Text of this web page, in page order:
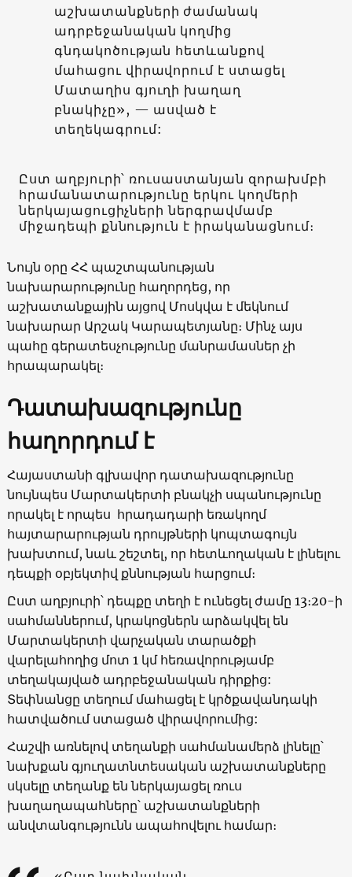
աշխատանքների ժամանակ
ադրբեջանական կողմից
գնդակոծության հետևանքով
մահացու վիրավորում է ստացել
Մատաղիս գյուղի խաղաղ
բնակիչը», — ասված է
տեղեկագրում:
Ըստ աղբյուրի՝ ռուսաստանյան զորախմբի
հրամանատարությունը երկու կողմերի
ներկայացուցիչների ներգրավմամբ
միջադեպի քննություն է իրականացնում։
Նույն օրը ՀՀ պաշտպանության
նախարարությունը հաղորդեց, որ
աշխատանքային այցով Մոսկվա է մեկնում
նախարար Արշակ Կարապետյանը։ Մինչ այս
պահը գերատեսչությունը մանրամասներ չի
հրապարակել։
Դատախազությունը
հաղորդում է
Հայաստանի գլխավոր դատախազությունը
նույնպես Մարտակերտի բնակչի սպանությունը
որակել է որպես հրադադարի եռակողմ
հայտարարության դրույթների կոպտագույն
խախտում, նաև շեշտել, որ հետևողական է լինելու
դեպքի օբյեկտիվ քննության հարցում։
Ըստ աղբյուրի՝ դեպքը տեղի է ունեցել ժամը 13։20-ի
սահմաններում, կրակոցներն արձակվել են
Մարտակերտի վարչական տարածքի
վարելահողից մոտ 1 կմ հեռավորությամբ
տեղակայված ադրբեջանական դիրքից:
Տեփնանցը տեղում մահացել է կրծքավանդակի
հատվածում ստացած վիրավորումից:
Հաշվի առնելով տեղանքի սահմանամերձ լինելը՝
նախքան գյուղատնտեսական աշխատանքները
սկսելը տեղանք են ներկայացել ռուս
խաղաղապահները՝ աշխատանքների
անվտանգությունն ապահովելու համար։